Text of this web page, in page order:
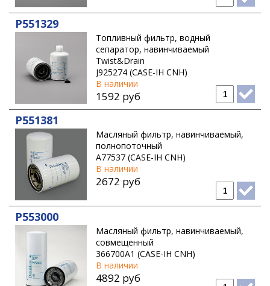
P551329
Топливный фильтр, водный
сепаратор, навинчиваемый
Twist&Drain
J925274 (CASE-IH CNH)
В наличии
1592 руб
P551381
Масляный фильтр, навинчиваемый,
полнопоточный
A77537 (CASE-IH CNH)
В наличии
2672 руб
P553000
Масляный фильтр, навинчиваемый,
совмещенный
366700A1 (CASE-IH CNH)
В наличии
4892 руб